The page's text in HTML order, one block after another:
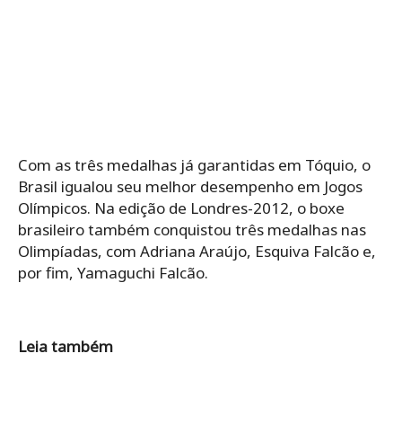
Com as três medalhas já garantidas em Tóquio, o
Brasil igualou seu melhor desempenho em Jogos
Olímpicos. Na edição de Londres-2012, o boxe
brasileiro também conquistou três medalhas nas
Olimpíadas, com Adriana Araújo, Esquiva Falcão e,
por fim, Yamaguchi Falcão.
Leia também